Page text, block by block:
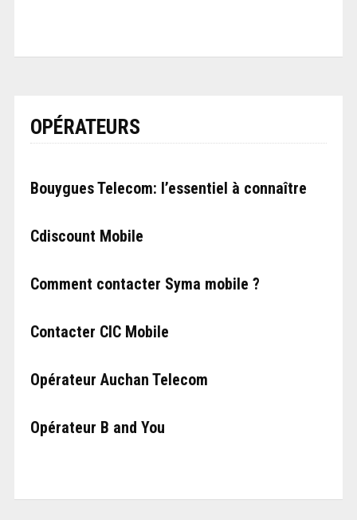
OPÉRATEURS
Bouygues Telecom: l’essentiel à connaître
Cdiscount Mobile
Comment contacter Syma mobile ?
Contacter CIC Mobile
Opérateur Auchan Telecom
Opérateur B and You